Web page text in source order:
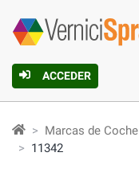
ACCEDER
Marcas de Coche
11342